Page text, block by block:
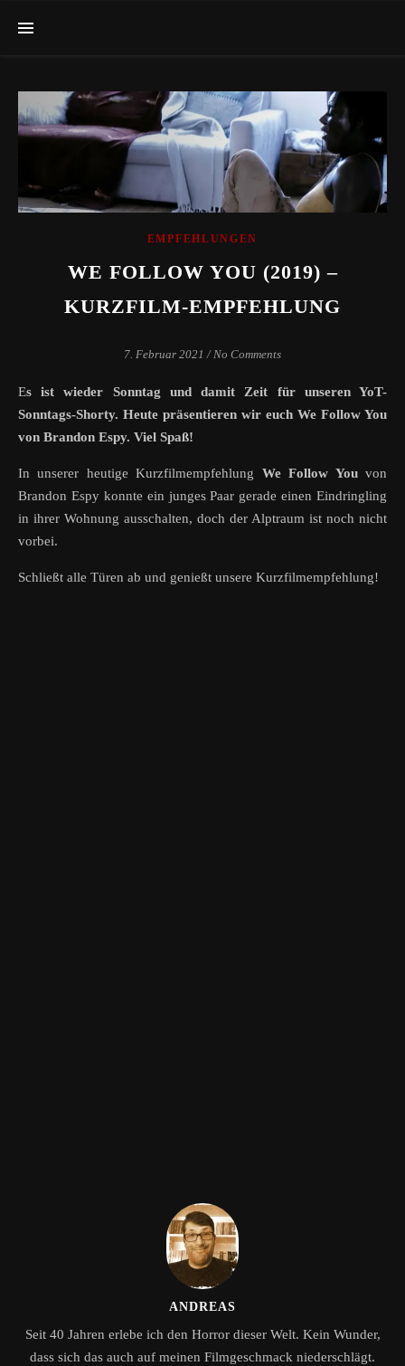
EMPFEHLUNGEN
WE FOLLOW YOU (2019) –
KURZFILM-EMPFEHLUNG
7. Februar 2021 / No Comments
Es ist wieder Sonntag und damit Zeit für unseren YoT-
Sonntags-Shorty. Heute präsentieren wir euch We Follow You
von Brandon Espy. Viel Spaß!
In unserer heutige Kurzfilmempfehlung We Follow Youvon
Brandon Espy konnte ein junges Paar gerade einen Eindringling
in ihrer Wohnung ausschalten, doch der Alptraum ist noch nicht
vorbei.
Schließt alle Türen ab und genießt unsere Kurzfilmempfehlung!
ANDREAS
Seit 40 Jahren erlebe ich den Horror dieser Welt. Kein Wunder,
dass sich das auch auf meinen Filmgeschmack niederschlägt.